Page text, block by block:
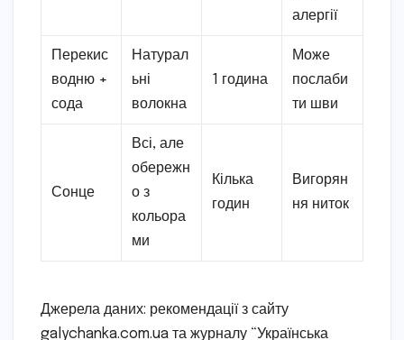
алергії
Перекис
водню +
сода
Натурал
ьні
волокна
1 година
Може
послаби
ти шви
Сонце
Всі, але
обережн
о з
кольора
ми
Кілька
годин
Вигорян
ня ниток
Джерела даних: рекомендації з сайту
galychanka.com.ua та журналу “Українська